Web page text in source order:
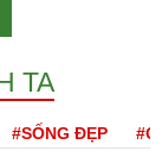
TA
#SỐNG ĐẸP